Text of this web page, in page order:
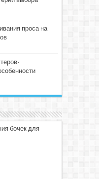
проса на
бочек для